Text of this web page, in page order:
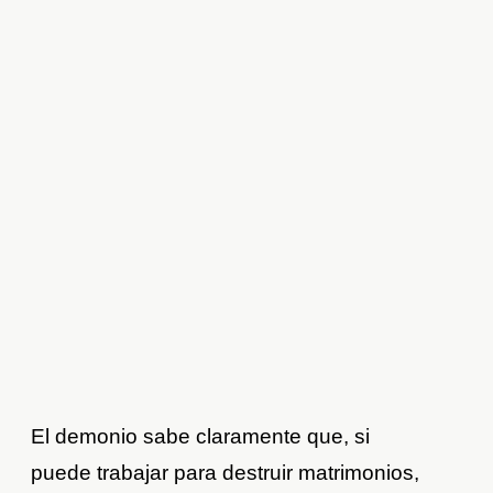
El demonio sabe claramente que, si
puede trabajar para destruir matrimonios,